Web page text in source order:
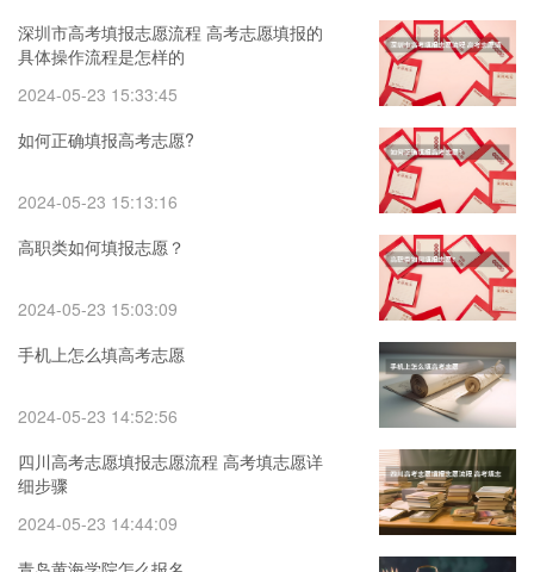
深圳市高考填报志愿流程 高考志愿填报的
具体操作流程是怎样的
2024-05-23 15:33:45
如何正确填报高考志愿?
2024-05-23 15:13:16
高职类如何填报志愿？
2024-05-23 15:03:09
手机上怎么填高考志愿
2024-05-23 14:52:56
四川高考志愿填报志愿流程 高考填志愿详
细步骤
2024-05-23 14:44:09